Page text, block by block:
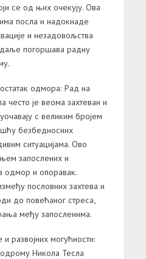
се од њих очекују. Ова
посла и надокнаде
и незадовољства
погоршава радну
одмора: Рад на
често је веома захтеван и
с великим бројем
безбедносних
ситуацијама. Ово
запослених и
одмор и опоравак.
пословних захтева и
до повећаног стреса,
међу запосленима.
и развојних могућности:
Никола Тесла